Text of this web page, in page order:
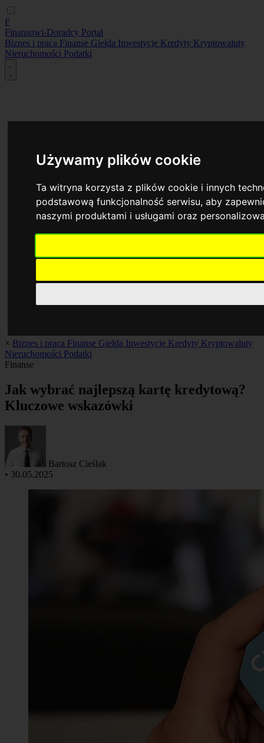
Używamy plików cookie
Ta witryna korzysta z plików cookie i innych
podstawową funkcjonalność serwisu,aby
naszymi produktami i usługami oraz
F
Finansowi-Doradcy Portal
Biznes i praca Finanse Giełda Inwestycje Kredyty Kryptowaluty
Nieruchomości Podatki
× Biznes i praca Finanse Giełda Inwestycje Kredyty Kryptowaluty
Nieruchomości Podatki
Finanse
Jak wybrać najlepszą kartę kredytową?
Kluczowe wskazówki
Bartosz Cieślak
• 30.05.2025